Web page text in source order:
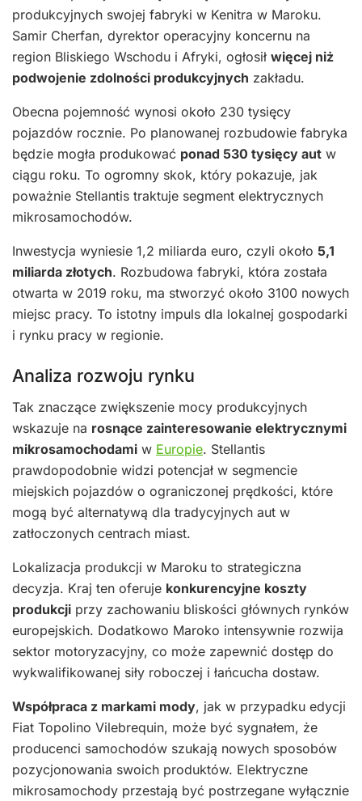
produkcyjnych swojej fabryki w Kenitra w Maroku.
Samir Cherfan, dyrektor operacyjny koncernu na
region Bliskiego Wschodu i Afryki, ogłosił więcej niż
podwojenie zdolności produkcyjnych zakładu.
Obecna pojemność wynosi około 230 tysięcy
pojazdów rocznie. Po planowanej rozbudowie fabryka
będzie mogła produkować ponad 530 tysięcy aut w
ciągu roku. To ogromny skok, który pokazuje, jak
poważnie Stellantis traktuje segment elektrycznych
mikrosamochodów.
Inwestycja wyniesie 1,2 miliarda euro, czyli około 5,1
miliarda złotych. Rozbudowa fabryki, która została
otwarta w 2019 roku, ma stworzyć około 3100 nowych
miejsc pracy. To istotny impuls dla lokalnej gospodarki
i rynku pracy w regionie.
Analiza rozwoju rynku
Tak znaczące zwiększenie mocy produkcyjnych
wskazuje na rosnące zainteresowanie elektrycznymi
mikrosamochodami w Europie. Stellantis
prawdopodobnie widzi potencjał w segmencie
miejskich pojazdów o ograniczonej prędkości, które
mogą być alternatywą dla tradycyjnych aut w
zatłoczonych centrach miast.
Lokalizacja produkcji w Maroku to strategiczna
decyzja. Kraj ten oferuje konkurencyjne koszty
produkcji przy zachowaniu bliskości głównych rynków
europejskich. Dodatkowo Maroko intensywnie rozwija
sektor motoryzacyjny, co może zapewnić dostęp do
wykwalifikowanej siły roboczej i łańcucha dostaw.
Współpraca z markami mody, jak w przypadku edycji
Fiat Topolino Vilebrequin, może być sygnałem, że
producenci samochodów szukają nowych sposobów
pozycjonowania swoich produktów. Elektryczne
mikrosamochody przestają być postrzegane wyłącznie